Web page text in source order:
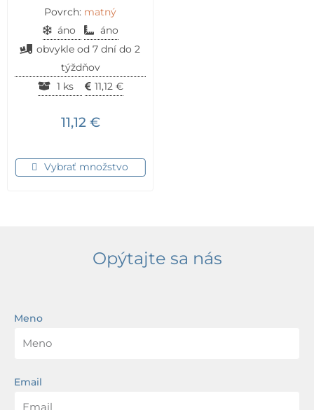
Povrch: matný
áno
áno
obvykle od 7 dní do 2
týždňov
1 ks
11,12 €
11,12 €
Vybrať množstvo
Opýtajte sa nás
Meno
Email